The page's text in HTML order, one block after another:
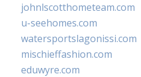
johnlscotthometeam.com
u-seehomes.com
watersportslagonissi.com
mischieffashion.com
eduwyre.com